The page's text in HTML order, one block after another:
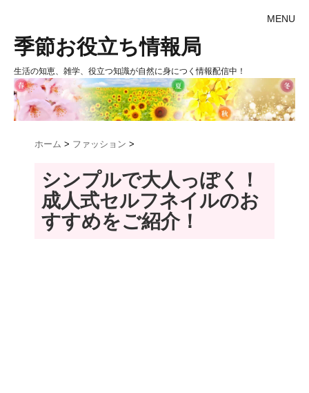
MENU
季節お役立ち情報局
生活の知恵、雑学、役立つ知識が自然に身につく情報配信中！
ホーム > ファッション >
シンプルで大人っぽく！
成人式セルフネイルのお
すすめをご紹介！